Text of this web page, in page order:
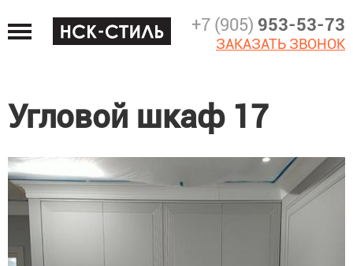
to
navigation
+7 (905) 953-53-73
ЗАКАЗАТЬ ЗВОНОК
Угловой шкаф 17